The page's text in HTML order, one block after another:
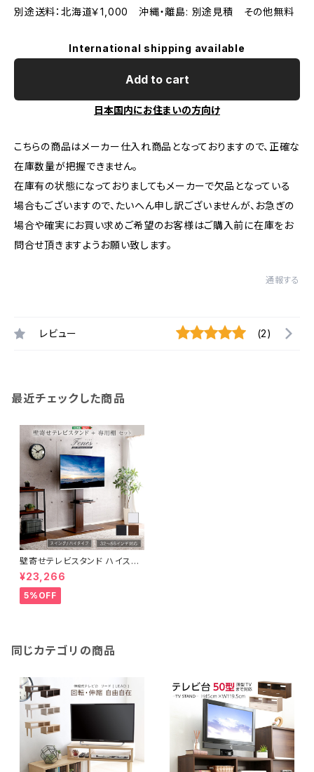
別途送料：北海道￥1,000 沖縄・離島: 別途見積 その他無料
International shipping available
Add to cart
日本国内にお住まいの方向け
こちらの商品はメーカー仕入れ商品となっておりますので、正確な
在庫数量が把握できません。
在庫有の状態になっておりましてもメーカーで欠品となっている
場合もございますので、たいへん申し訳ございませんが、お急ぎの
場合や確実にお買い求めご希望のお客様はご購入前に在庫をお
問合せ頂きますようお願い致します。
通報する
レビュー (2)
最近チェックした商品
壁寄せテレビスタンド ハイスイ
ングタイプ ロー・ハイ共通 専
用棚 SET SWAT-H-TWAT
¥23,266
5%OFF
同じカテゴリの商品